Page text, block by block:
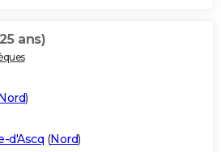
ans)
)
d'Ascq (Nord)